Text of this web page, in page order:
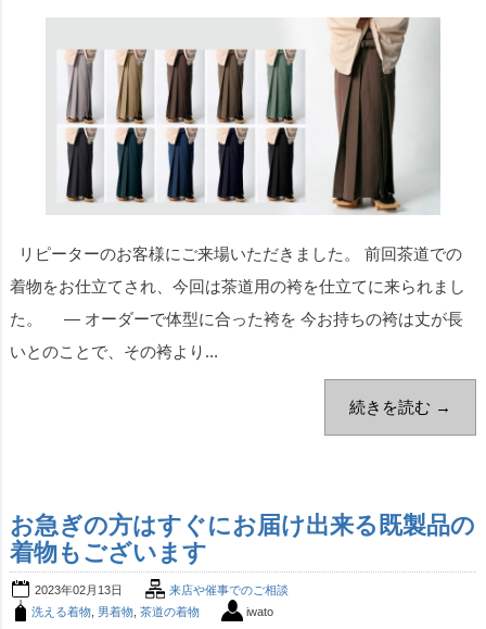
リピーターのお客様にご来場いただきました。 前回茶道での
着物をお仕立てされ、今回は茶道用の袴を仕立てに来られまし
た。 ― オーダーで体型に合った袴を 今お持ちの袴は丈が長
いとのことで、その袴より...
続きを読む →
お急ぎの方はすぐにお届け出来る既製品の
着物もございます
2023年02月13日
来店や催事でのご相談
洗える着物, 男着物, 茶道の着物 iwato